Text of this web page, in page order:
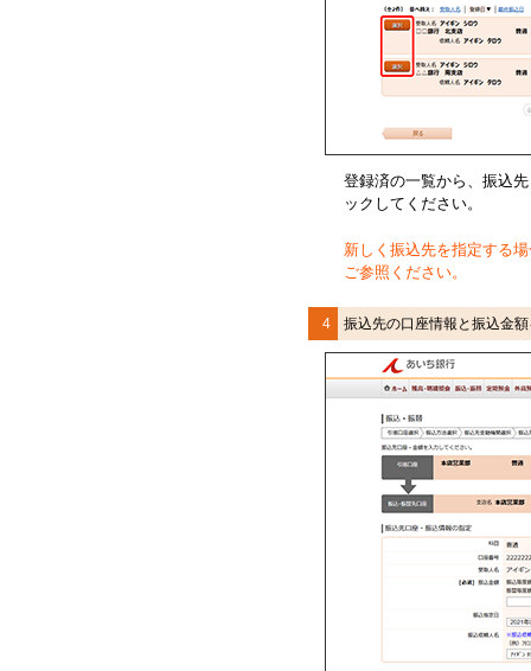
登録済の一覧から、振込
ックしてください。
新しく振込先を指定する
ご参照ください。
4 振込先の口座情報と振込金